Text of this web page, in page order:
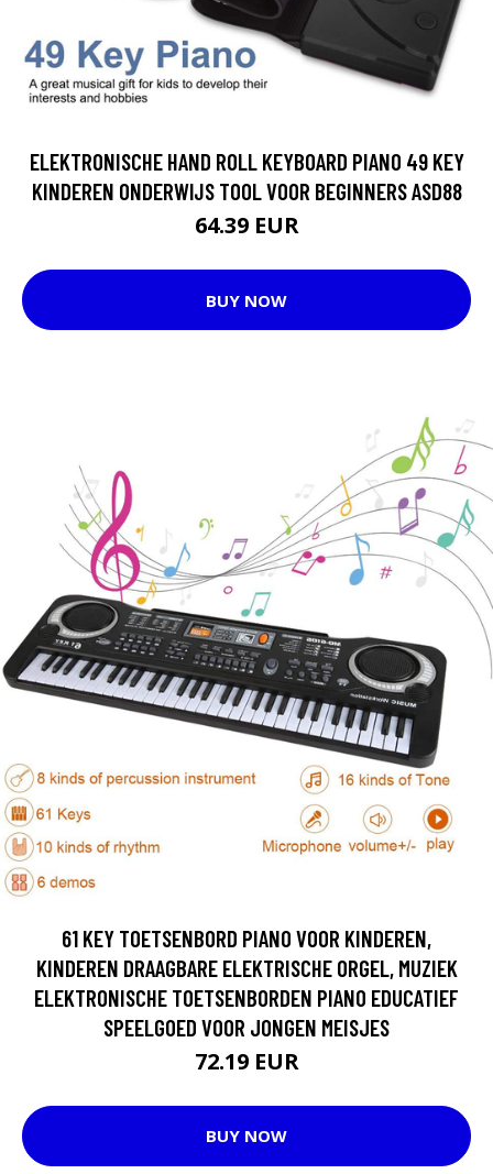
ELEKTRONISCHE HAND ROLL KEYBOARD PIANO 49 KEY
KINDEREN ONDERWIJS TOOL VOOR BEGINNERS ASD88
64.39 EUR
BUY NOW
61 KEY TOETSENBORD PIANO VOOR KINDEREN,
KINDEREN DRAAGBARE ELEKTRISCHE ORGEL, MUZIEK
ELEKTRONISCHE TOETSENBORDEN PIANO EDUCATIEF
SPEELGOED VOOR JONGEN MEISJES
72.19 EUR
BUY NOW